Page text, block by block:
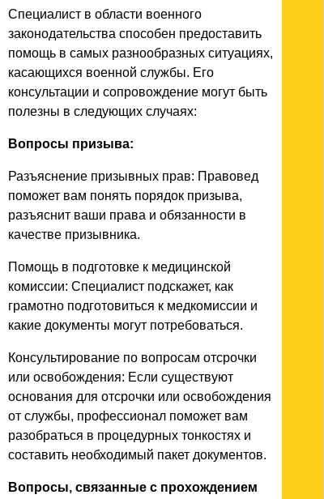
Специалист в области военного
законодательства способен предоставить
помощь в самых разнообразных ситуациях,
касающихся военной службы. Его
консультации и сопровождение могут быть
полезны в следующих случаях:
Вопросы призыва:
Разъяснение призывных прав: Правовед
поможет вам понять порядок призыва,
разъяснит ваши права и обязанности в
качестве призывника.
Помощь в подготовке к медицинской
комиссии: Специалист подскажет, как
грамотно подготовиться к медкомиссии и
какие документы могут потребоваться.
Консультирование по вопросам отсрочки
или освобождения: Если существуют
основания для отсрочки или освобождения
от службы, профессионал поможет вам
разобраться в процедурных тонкостях и
составить необходимый пакет документов.
Вопросы, связанные с прохождением